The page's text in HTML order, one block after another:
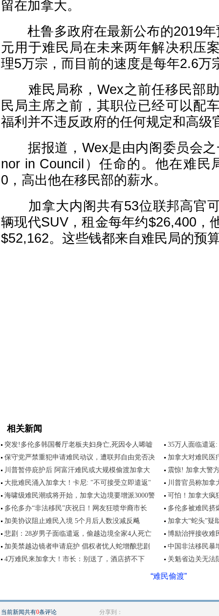
留在加拿大。
杜鲁多政府在最新公布的2019年
元用于难民局在未来两年解决积压
理5万宗，而目前的速度是每年2.6万
难民局称，Wex之前任移民部助
民局主席之前，其职位已经可以配
福利并不违反政府的任何规定和高级
据报道，Wex是由内阁委员会之
nor in Council）任命的。他在难民
0，高出他在移民部的薪水。
加拿大内阁共有53位联邦高官可
辆现代SUV，租金每年约$26,400，
$52,162。这些钱都来自难民局的预
相关新闻
突发!多伦多韩国餐厅老板夫妇身亡,死因令人唏嘘
35万人面临遣返
保守党严禁重犯申请难民动议，遭联邦自由党否决
加拿大对难民医
川普暂停庇护后 阿富汗难民或大规模偷渡加拿大
震惊! 加拿大警
大批难民涌入加拿大！卡尼: "不可接受立即遣返"
川普官员称加拿
海啸级难民潮或将开始，加拿大边境要增派3000警
可怕！加拿大疯
多伦多办“非法移民”庆祝日！网友狂喷华裔市长
多伦多被难民挤
加美协议阻止难民入境 5个月后人数没减反飚
加拿大“蛇头”疑
悲剧：28岁男子面临遣返，偷越边境全家4人死亡
博励治抨接收难
加美禁越边镜者申请庇护 倡权者忧人蛇增酿悲剧
中国非法移民暴
4万难民来加拿大！市长：别送了，酒店挤不下
关魁省边关无法
“难民偷渡”
当前新闻共有0条评论 分享到：